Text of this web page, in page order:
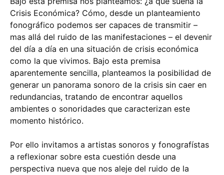
Crisis Económica? Cómo, desde un planteamiento
fonográfico podemos ser capaces de transmitir –
mas allá del ruido de las manifestaciones – el devenir
del día a día en una situación de crisis económica
como la que vivimos. Bajo esta premisa
aparentemente sencilla, planteamos la posibilidad de
generar un panorama sonoro de la crisis sin caer en
redundancias, tratando de encontrar aquellos
ambientes o sonoridades que caracterizan este
momento histórico.
Por ello invitamos a artistas sonoros y fonografístas
a reflexionar sobre esta cuestión desde una
perspectiva nueva que nos aleje del ruido de la